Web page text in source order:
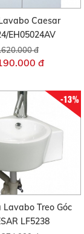
Caesar
EH05024AV
đ
đ
-13%
Lavabo Treo Góc
LF5238